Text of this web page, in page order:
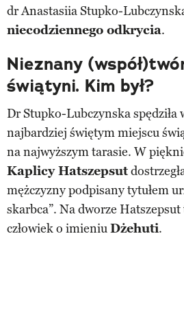
dr Anastasiia Stupko-
niecodziennego odkrycia.
Nieznany
świątyni. Kim był?
Dr Stupko-Lubczynska spędziła
najbardziej świętym miejscu
na najwyższym tarasie. W
Kaplicy Hatszepsut
mężczyzny podpisany tytułem
skarbca”. Na dworze Hatszepsut
człowiek o imieniuDżehuti.